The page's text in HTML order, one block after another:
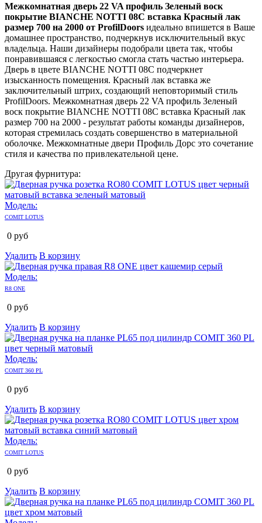
Межкомнатная дверь 22 VA профиль Зеленый воск
покрытие BIANCHE NOTTI 08C вставка Красный лак
размер 700 на 2000 от ProfilDoors идеально впишется в Ваше
домашнее пространство, подчеркнув исключительный вкус
владельца. Наши дизайнеры подобрали цвета так, чтобы
понравившаяся с легкостью смогла стать частью интерьера.
Дверь в цвете BIANCHE NOTTI 08C подчеркнет
изысканность помещения. Красный лак вставка же
заключительный штрих, создающий неповторимый стиль
ProfilDoors. Межкомнатная дверь 22 VA профиль Зеленый
воск покрытие BIANCHE NOTTI 08C вставка Красный лак
размер 700 на 2000 - результат работы команды дизайнеров,
которая стремилась создать совершенство в материальной
оболочке. Межкомнатные двери Профиль Дорс это сочетание
стиля и качества по привлекательной цене.
Другая фурнитура:
Модель:
COMIT LOTUS
0 руб
Удалить В корзину
Модель:
R8 ONE
0 руб
Удалить В корзину
Модель:
COMIT 360 PL
0 руб
Удалить В корзину
Модель:
COMIT LOTUS
0 руб
Удалить В корзину